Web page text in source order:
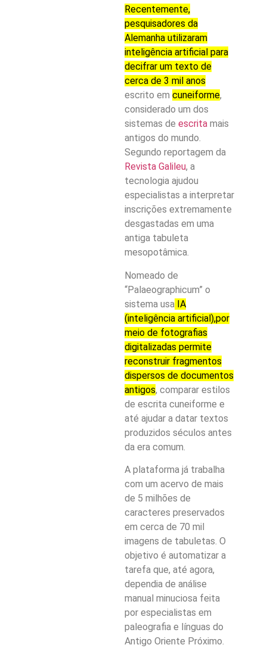
Recentemente,
pesquisadores da
Alemanha utilizaram
inteligência artificial para
decifrar um texto de
cerca de 3 mil anos
escrito emcuneiforme,
considerado um dos
sistemas deescrita mais
antigos do mundo.
Segundo reportagem da
Revista Galileu, a
tecnologia ajudou
especialistas a interpretar
inscrições extremamente
desgastadas em uma
antiga tabuleta
mesopotâmica.
Nomeado de
“Palaeographicum” o
sistema usa IA
(inteligência artificial),por
meio de fotografias
digitalizadas permite
reconstruir fragmentos
dispersos de documentos
antigos, comparar estilos
de escrita cuneiforme e
até ajudar a datar textos
produzidos séculos antes
da era comum.
A plataforma já trabalha
com um acervo de mais
de 5 milhões de
caracteres preservados
em cerca de 70 mil
imagens de tabuletas. O
objetivo é automatizar a
tarefa que, até agora,
dependia de análise
manual minuciosa feita
por especialistas em
paleografia e línguas do
Antigo Oriente Próximo.